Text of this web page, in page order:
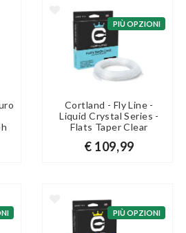
PIÙ OPZIONI
Cortland - Fly Line -
Liquid Crystal Series -
Flats Taper Clear
€ 109,99
PIÙ OPZIONI